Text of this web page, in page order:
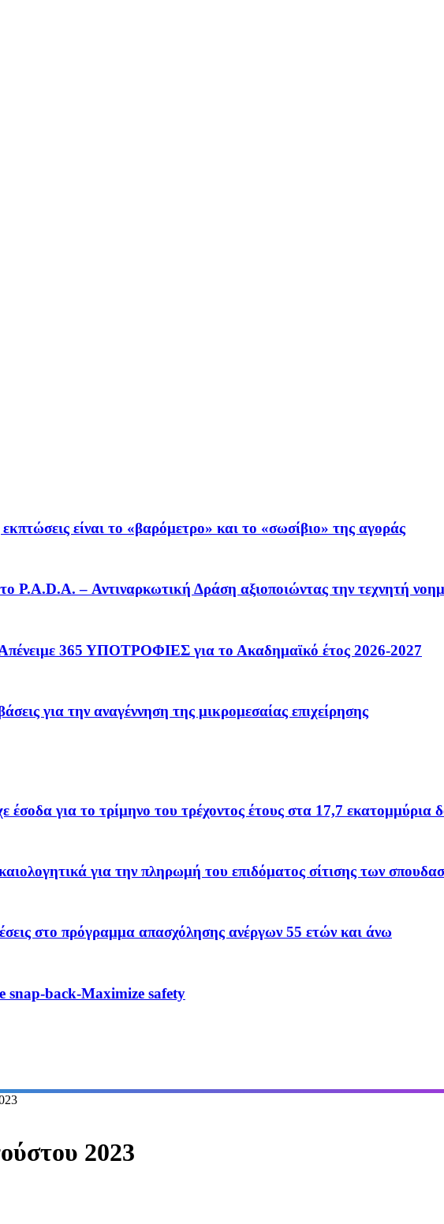
είναι το «βαρόμετρο» και το «σωσίβιο» της αγοράς
P.A.D.A. – Αντιναρκωτική Δράση αξιοποιώντας την τεχνητή
365 ΥΠΟΤΡΟΦΙΕΣ για το Ακαδημαϊκό έτος 2026-2027
για την αναγέννηση της μικρομεσαίας επιχείρησης
για το τρίμηνο του τρέχοντος έτους στα 17,7 εκατομμύρια
για την πληρωμή του επιδόματος σίτισης των
στο πρόγραμμα απασχόλησης ανέργων 55 ετών και άνω
back-Maximize safety
2023